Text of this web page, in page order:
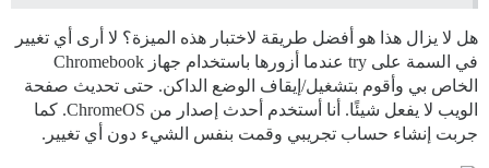
هل لا يزال هذا هو أفضل طريقة لاختبار هذه الميزة؟ لا أرى أي تغيير
في السمة على try عندما أزورها باستخدام جهاز Chromebook
الخاص بي وأقوم بتشغيل/إيقاف الوضع الداكن. حتى تحديث صفحة
الويب لا يفعل شيئًا. أنا أستخدم أحدث إصدار من ChromeOS. كما
جربت إنشاء حساب تجريبي وقمت بنفس الشيء دون أي تغيير.